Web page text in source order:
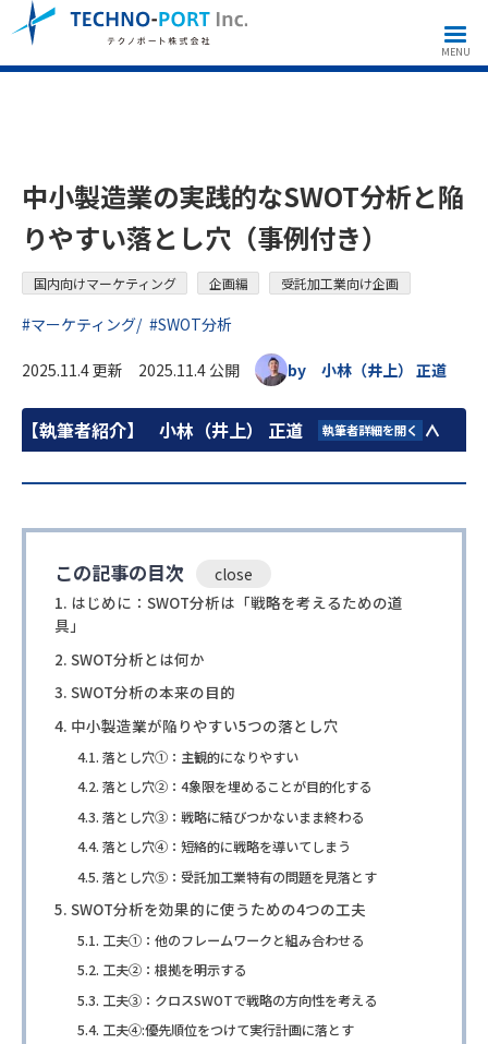
MENU
国内向けマーケティング 企画編 受託加工業向け企画
中小製造業の実践的なSWOT分析と陥
りやすい落とし穴（事例付き）
国内向けマーケティング 企画編 受託加工業向け企画
#マーケティング #SWOT分析
2025.11.4 更新 2025.11.4 公開 by 小林（井上） 正道
【執筆者紹介】 小林（井上） 正道 執筆者詳細を開く
この記事の目次
はじめに：SWOT分析は「戦略を考えるための道
具」
SWOT分析とは何か
SWOT分析の本来の目的
中小製造業が陥りやすい5つの落とし穴
落とし穴①：主観的になりやすい
落とし穴②：4象限を埋めることが目的化する
落とし穴③：戦略に結びつかないまま終わる
落とし穴④：短絡的に戦略を導いてしまう
落とし穴⑤：受託加工業特有の問題を見落とす
SWOT分析を効果的に使うための4つの工夫
工夫①：他のフレームワークと組み合わせる
工夫②：根拠を明示する
工夫③：クロスSWOTで戦略の方向性を考える
工夫④:優先順位をつけて実行計画に落とす